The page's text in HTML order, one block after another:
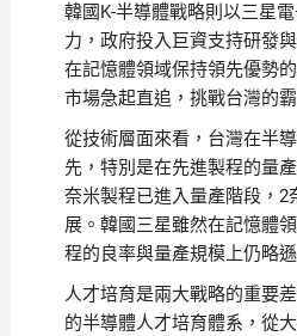
韓國K-半導體戰略則以三星
力，政府投入巨資支持研發
在記憶體領域保持領先優勢
市場急起直追，挑戰台灣的
從技術層面來看，台灣在半
先，特別是在先進製程的量
奈米製程已進入量產階段，2
展。韓國三星雖然在記憶體
程的良率與量產規模上仍略遜
人才培育是兩大戰略的重要
的半導體人才培育體系，從